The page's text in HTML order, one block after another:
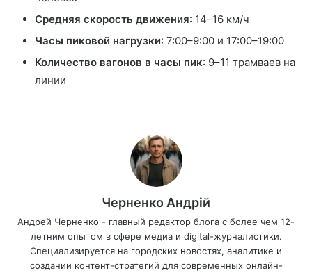
Средняя скорость движения: 14–16 км/ч
Часы пиковой нагрузки: 7:00–9:00 и 17:00–19:00
Количество вагонов в часы пик: 9–11 трамваев на
линии
Черненко Андрій
Андрей Черненко - главный редактор блога с более чем 12-
летним опытом в сфере медиа и digital-журналистики.
Специализируется на городских новостях, аналитике и
создании контент-стратегий для современных онлайн-